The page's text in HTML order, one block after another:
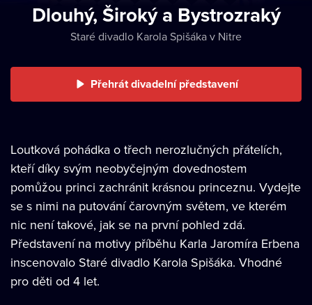
Dlouhý, Široký a Bystrozraký
Staré divadlo Karola Spišáka v Nitre
Přehrát divadelní představení
Loutková pohádka o třech nerozlučných přátelích,
kteří díky svým neobyčejným dovednostem
pomůžou princi zachránit krásnou princeznu. Vydejte
se s nimi na putování čarovným světem, ve kterém
nic není takové, jak se na první pohled zdá.
Představení na motivy příběhu Karla Jaromíra Erbena
inscenovalo Staré divadlo Karola Spišáka. Vhodné
pro děti od 4 let.